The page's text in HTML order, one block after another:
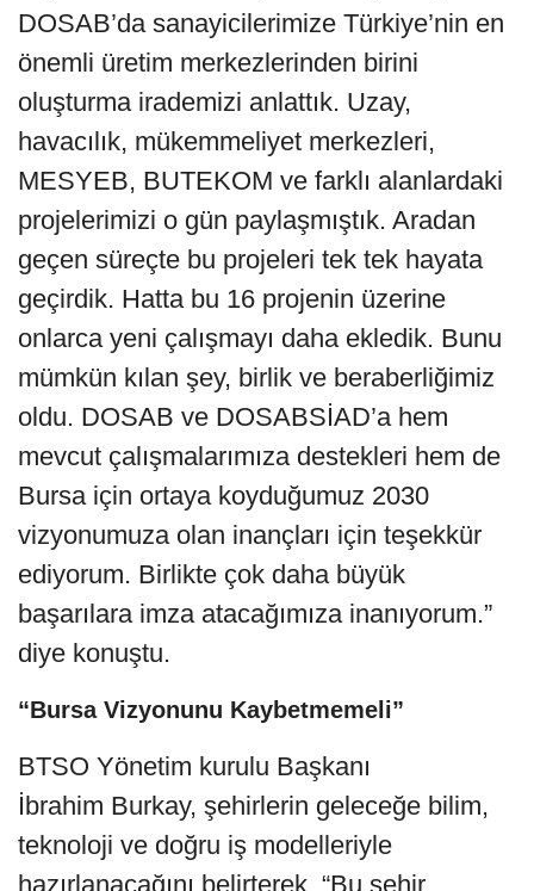
DOSAB’da sanayicilerimize Türkiye’nin en
önemli üretim merkezlerinden birini
oluşturma irademizi anlattık. Uzay,
havacılık, mükemmeliyet merkezleri,
MESYEB, BUTEKOM ve farklı alanlardaki
projelerimizi o gün paylaşmıştık. Aradan
geçen süreçte bu projeleri tek tek hayata
geçirdik. Hatta bu 16 projenin üzerine
onlarca yeni çalışmayı daha ekledik. Bunu
mümkün kılan şey, birlik ve beraberliğimiz
oldu. DOSAB ve DOSABSİAD’a hem
mevcut çalışmalarımıza destekleri hem de
Bursa için ortaya koyduğumuz 2030
vizyonumuza olan inançları için teşekkür
ediyorum. Birlikte çok daha büyük
başarılara imza atacağımıza inanıyorum.”
diye konuştu.
“Bursa Vizyonunu Kaybetmemeli”
BTSO Yönetim kurulu Başkanı
İbrahim Burkay, şehirlerin geleceğe bilim,
teknoloji ve doğru iş modelleriyle
hazırlanacağını belirterek, “Bu şehir,